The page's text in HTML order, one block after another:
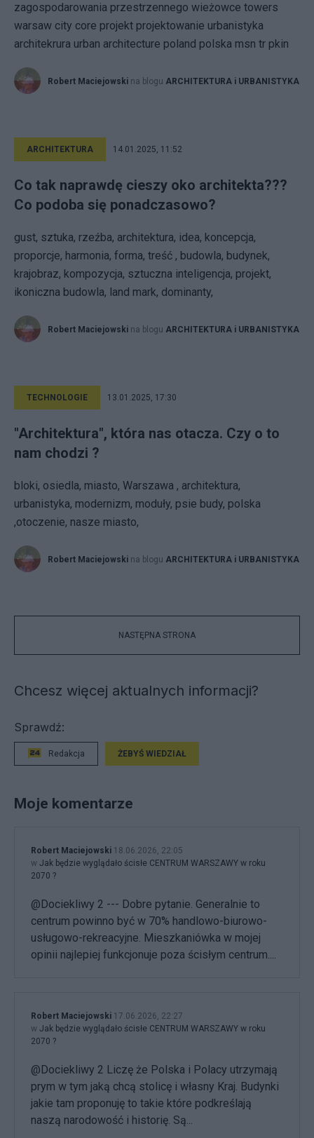
zagospodarowania przestrzennego wieżowce towers
warsaw city core projekt projektowanie urbanistyka
architekrura urban architecture poland polska msn tr pkin
Robert Maciejowski na blogu ARCHITEKTURA i URBANISTYKA
ARCHITEKTURA 14.01.2025, 11:52
Co tak naprawdę cieszy oko architekta???
Co podoba się ponadczasowo?
gust, sztuka, rzeźba, architektura, idea, koncepcja,
proporcje, harmonia, forma, treść , budowla, budynek,
krajobraz, kompozycja, sztuczna inteligencja, projekt,
ikoniczna budowla, land mark, dominanty,
Robert Maciejowski na blogu ARCHITEKTURA i URBANISTYKA
TECHNOLOGIE 13.01.2025, 17:30
"Architektura", która nas otacza. Czy o to
nam chodzi ?
bloki, osiedla, miasto, Warszawa , architektura,
urbanistyka, modernizm, moduły, psie budy, polska
,otoczenie, nasze miasto,
Robert Maciejowski na blogu ARCHITEKTURA i URBANISTYKA
NASTĘPNA STRONA
Chcesz więcej aktualnych informacji?
Sprawdź:
Redakcja ŻEBYŚ WIEDZIAŁ
Moje komentarze
Robert Maciejowski 18.06.2026, 22:05
w Jak będzie wyglądało ścisłe CENTRUM WARSZAWY w roku
2070 ?
@Dociekliwy 2 --- Dobre pytanie. Generalnie to
centrum powinno być w 70% handlowo-biurowo-
usługowo-rekreacyjne. Mieszkaniówka w mojej
opinii najlepiej funkcjonuje poza ścisłym centrum....
Robert Maciejowski 17.06.2026, 22:27
w Jak będzie wyglądało ścisłe CENTRUM WARSZAWY w roku
2070 ?
@Dociekliwy 2 Liczę że Polska i Polacy utrzymają
prym w tym jaką chcą stolicę i własny Kraj. Budynki
jakie tam proponuję to takie które podkreślają
naszą narodowość i historię. Są...